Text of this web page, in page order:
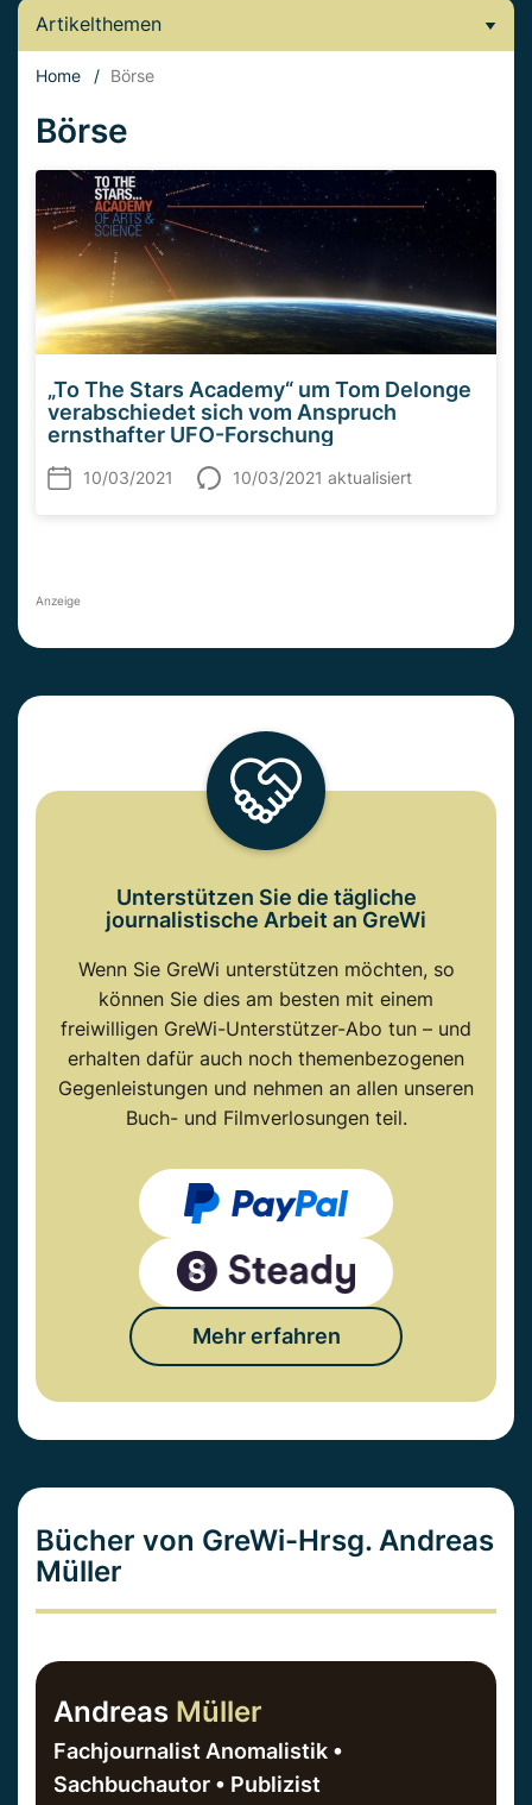
Artikelthemen
Home / Börse
Börse
„To The Stars Academy“ um Tom Delonge
verabschiedet sich vom Anspruch
ernsthafter UFO-Forschung
10/03/2021 10/03/2021 aktualisiert
Anzeige
Unterstützen Sie die tägliche
journalistische Arbeit an GreWi
Wenn Sie GreWi unterstützen möchten, so
können Sie dies am besten mit einem
freiwilligen GreWi-Unterstützer-Abo tun – und
erhalten dafür auch noch themenbezogenen
Gegenleistungen und nehmen an allen unseren
Buch- und Filmverlosungen teil.
Mehr erfahren
Bücher von GreWi-Hrsg. Andreas
Müller
Andreas Müller
Fachjournalist Anomalistik •
Sachbuchautor • Publizist